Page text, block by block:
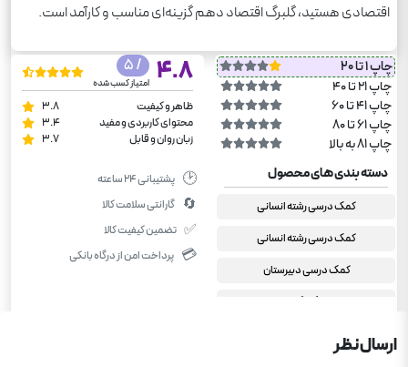
اقتصادی هستید، گلبرگ اقتصاد دهم گزینه‌ای مناسب و کارآمد است.
چاپ 1 تا 20
چاپ 21 تا 40
چاپ 41 تا 60
چاپ 61 تا 80
چاپ 81 به بالا
4.8
/ 5
امتیاز کسب شده
ظاهر و کیفیت
3.8
محتوای کاربردی و مفید
3.4
زبان روان و قابل
3.7
دسته بندی های محصول
کمک درسی رشته انسانی
کمک درسی رشته انسانی
کمک درسی دبیرستان
گلبرگ
🕑 پشتیبانی ۲۴ ساعته
🔄 گارانتی سلامت کالا
✅ تضمین کیفیت کالا
💳 پرداخت امن از درگاه بانکی
ارسال نظر